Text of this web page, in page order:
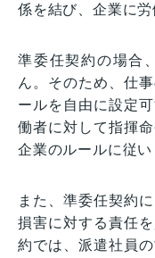
係を結び、企業に労
準委任契約の場合
ん。そのため、仕
ールを自由に設定
働者に対して指揮
企業のルールに従い
また、準委任契約
損害に対する責任
約では、派遣社員